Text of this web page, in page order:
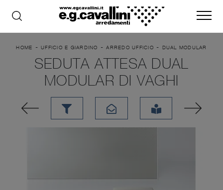
HOME -UFFICIO E GIARDINO -ARREDO UFFICIO - DUAL MODULAR
SEDUTA ATTESA DUAL
MODULAR DI VAGHI